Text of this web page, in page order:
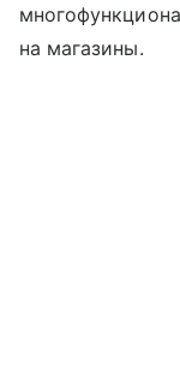
на магазины.